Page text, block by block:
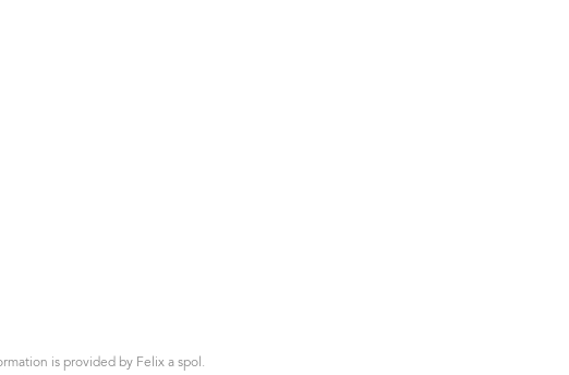
is provided by Felix a spol.